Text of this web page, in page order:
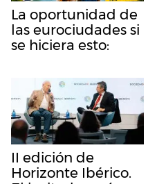
La oportunidad de
las eurociudades si
se hiciera esto:
II edición de
Horizonte Ibérico.